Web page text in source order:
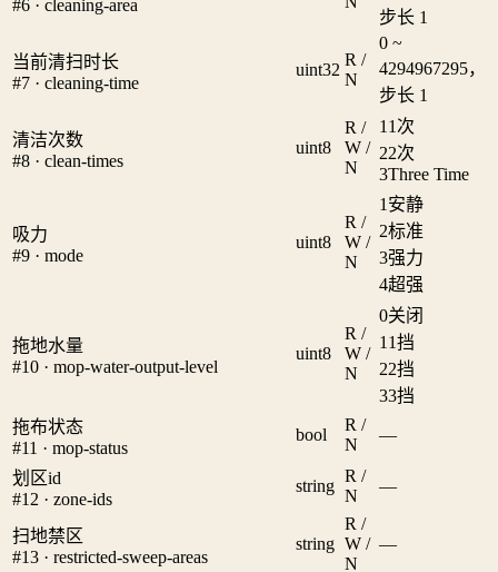
#6 · cleaning-area
步长 1
当前清扫时长
#7 · cleaning-time
uint32
R /
N
0 ~
4294967295，
步长 1
清洁次数
#8 · clean-times
uint8
R /
W /
N
1 1次
22次
3Three Time
吸力
#9 · mode
uint8
R /
W /
N
1 安静
2标准
3强力
4超强
拖地水量
#10 · mop-water-output-level
uint8
R /
W /
N
0关闭
1 1挡
22挡
33挡
拖布状态
#11 · mop-status
bool
R /
N
—
划区id
#12 · zone-ids
string
R /
N
—
扫地禁区
#13 · restricted-sweep-areas
string
R /
W /
N
—